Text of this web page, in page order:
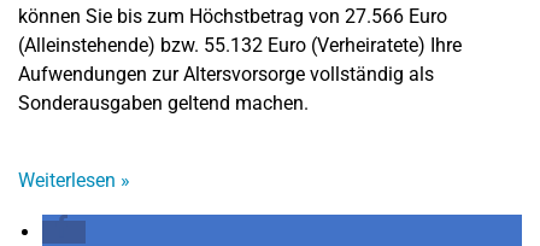
können Sie bis zum Höchstbetrag von 27.566 Euro
(Alleinstehende) bzw. 55.132 Euro (Verheiratete) Ihre
Aufwendungen zur Altersvorsorge vollständig als
Sonderausgaben geltend machen.
Weiterlesen »